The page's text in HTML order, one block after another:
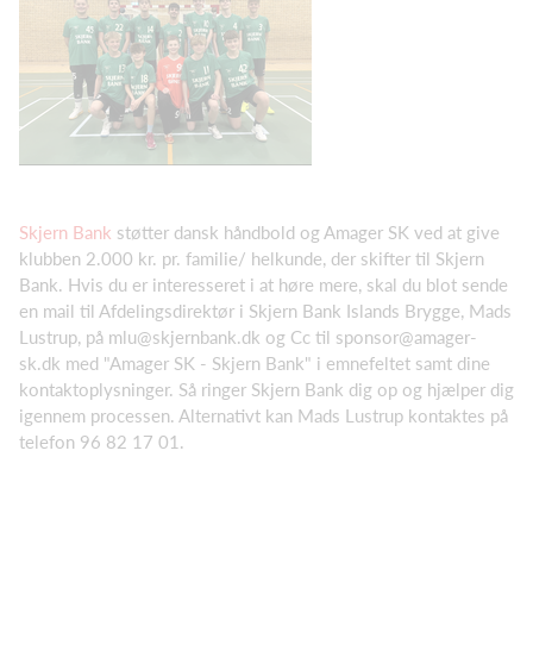
Skjern Bank støtter dansk håndbold og Amager SK ved at give
klubben 2.000 kr. pr. familie/ helkunde, der skifter til Skjern
Bank. Hvis du er interesseret i at høre mere, skal du blot sende
en mail til Afdelingsdirektør i Skjern Bank Islands Brygge, Mads
Lustrup, på mlu@skjernbank.dk og Cc til sponsor@amager-
sk.dk med "Amager SK - Skjern Bank" i emnefeltet samt dine
kontaktoplysninger. Så ringer Skjern Bank dig op og hjælper dig
igennem processen. Alternativt kan Mads Lustrup kontaktes på
telefon 96 82 17 01.